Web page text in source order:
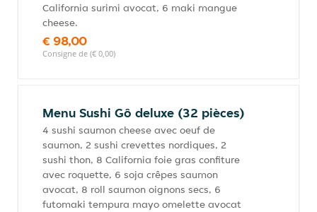
California surimi avocat, 6 maki mangue
cheese.
€ 98,00
Consigne de (€ 0,00)
Menu Sushi Gô deluxe (32 pièces)
4 sushi saumon cheese avec oeuf de
saumon, 2 sushi crevettes nordiques, 2
sushi thon, 8 California foie gras confiture
avec roquette, 6 soja crêpes saumon
avocat, 8 roll saumon oignons secs, 6
futomaki tempura mayo omelette avocat